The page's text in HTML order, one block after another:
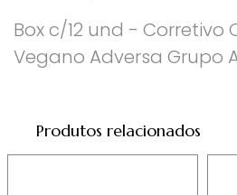
Box c/12 und - Corretivo
Vegano Adversa Grupo A
Produtos relacionados